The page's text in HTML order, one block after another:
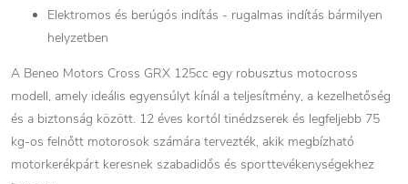
Elektromos és berúgós indítás - rugalmas indítás bármilyen
helyzetben
A Beneo Motors Cross GRX 125cc egy robusztus motocross
modell, amely ideális egyensúlyt kínál a teljesítmény, a kezelhetőség
és a biztonság között. 12 éves kortól tinédzserek és legfeljebb 75
kg-os felnőtt motorosok számára tervezték, akik megbízható
motorkerékpárt keresnek szabadidős és sporttevékenységekhez